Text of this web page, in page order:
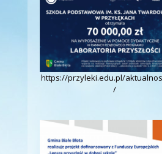
https://przyleki.edu.pl/
/